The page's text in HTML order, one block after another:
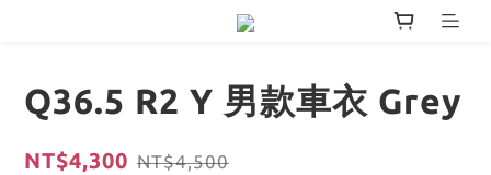
Q36.5 R2 Y 男款車衣 Grey
NT$4,300 NT$4,500